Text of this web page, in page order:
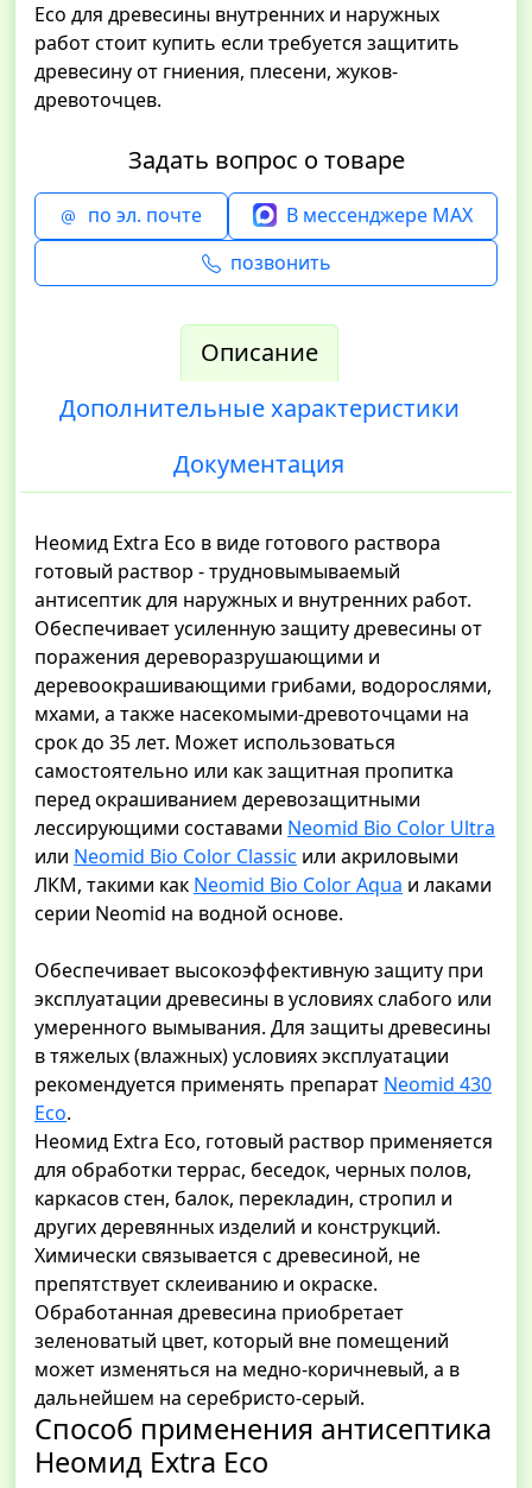
Eco для древесины внутренних и наружных
работ стоит купить если требуется защитить
древесину от гниения, плесени, жуков-
древоточцев.
Задать вопрос о товаре
по эл. почте
В мессенджере MAX
позвонить
Описание
Дополнительные характеристики
Документация
Неомид Extra Eco в виде готового раствора
готовый раствор - трудновымываемый
антисептик для наружных и внутренних работ.
Обеспечивает усиленную защиту древесины от
поражения дереворазрушающими и
деревоокрашивающими грибами, водорослями,
мхами, а также насекомыми-древоточцами на
срок до 35 лет. Может использоваться
самостоятельно или как защитная пропитка
перед окрашиванием деревозащитными
лессирующими составами Neomid Bio Color Ultra
или Neomid Bio Color Classic или акриловыми
ЛКМ, такими как Neomid Bio Color Aqua и лаками
серии Neomid на водной основе.
Обеспечивает высокоэффективную защиту при
эксплуатации древесины в условиях слабого или
умеренного вымывания. Для защиты древесины
в тяжелых (влажных) условиях эксплуатации
рекомендуется применять препарат Neomid 430
Eco.
Неомид Extra Eco, готовый раствор применяется
для обработки террас, беседок, черных полов,
каркасов стен, балок, перекладин, стропил и
других деревянных изделий и конструкций.
Химически связывается с древесиной, не
препятствует склеиванию и окраске.
Обработанная древесина приобретает
зеленоватый цвет, который вне помещений
может изменяться на медно-коричневый, а в
дальнейшем на серебристо-серый.
Способ применения антисептика
Неомид Extra Eco